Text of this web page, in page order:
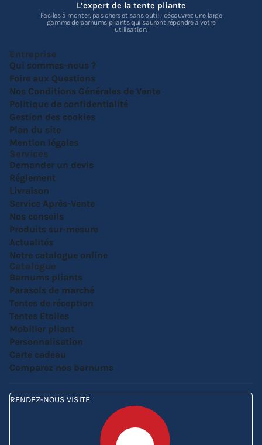
L’expert de la tente pliante
Faciles à monter, pas chers et sans outil : découvrez une large
gamme de barnums pliants qui sauront répondre à votre
utilisation.
Entreprise
Qui sommes-nous ?
Foire aux Questions
Nos Conditions Générales de Vente
Politique de confidentialité
Gestion des cookies
Plan du site
Mention légales
Services
Demander un devis
Réglement
Livraison
Service Après-Vente
Nos conseils
Produits sur-mesure
Actualités
Notre catalogue online
Catalogue
Barnums pliants
Parasols de marché
Tentes de réception
Tentes Etoiles
Mobilier pliant
Personnalisation
Carte cadeau
Comparez nos barnums
RENDEZ-NOUS VISITE